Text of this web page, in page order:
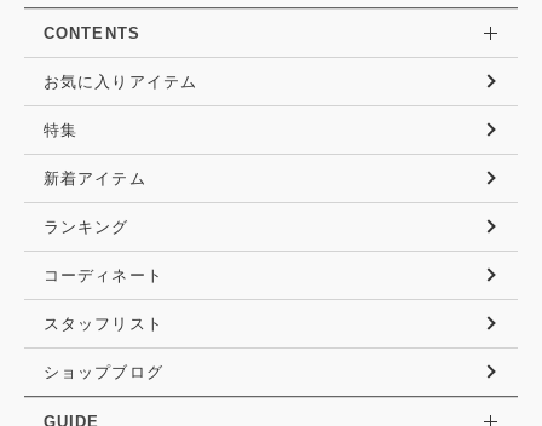
CONTENTS
お気に入りアイテム
特集
新着アイテム
ランキング
コーディネート
スタッフリスト
ショップブログ
GUIDE